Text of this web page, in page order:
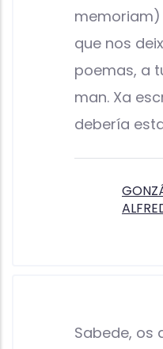
memoriam)
que nos
poemas, a
man. Xa
debería
Sabede, os